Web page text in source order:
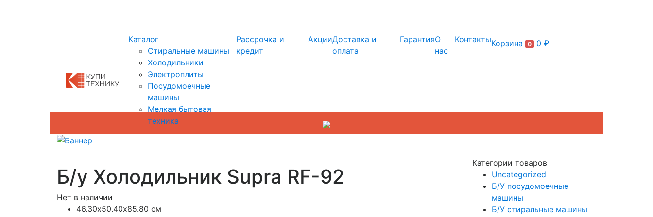
Каталог
Стиральные машины
Холодильники
Электроплиты
Посудомоечные
машины
Мелкая бытовая
техника
Рассрочка и
кредит
АкцииДоставка и
оплата
ГарантияО
нас
КонтактыКорзина 0 0 ₽
Б/у Холодильник Supra RF-92
Нет в наличии
46.30х50.40х85.80 см
Категории товаров
Uncategorized
Б/У посудомоечные
машины
Б/У стиральные машины